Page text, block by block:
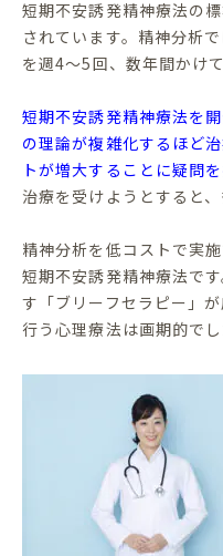
短期不安誘発精神療法の
されています。精神分析
を週4～5回、数年間かけ
短期不安誘発精神療法を
の理論が複雑化するほど
トが増大することに疑問
治療を受けようとすると
精神分析を低コストで実
短期不安誘発精神療法で
す「ブリーフセラピー」
行う心理療法は画期的でし